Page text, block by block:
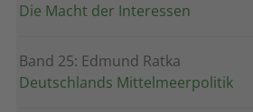
Die Macht der Interessen
Band 25: Edmund Ratka
Deutschlands Mittelmeerpolitik